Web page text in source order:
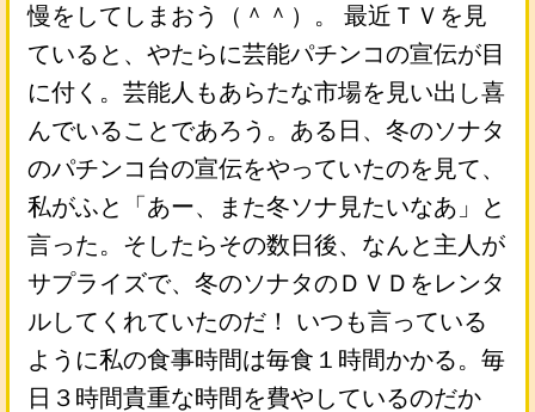
慢をしてしまおう（＾＾）。 最近ＴＶを見
ていると、やたらに芸能パチンコの宣伝が目
に付く。芸能人もあらたな市場を見い出し喜
んでいることであろう。ある日、冬のソナタ
のパチンコ台の宣伝をやっていたのを見て、
私がふと「あー、また冬ソナ見たいなあ」と
言った。そしたらその数日後、なんと主人が
サプライズで、冬のソナタのＤＶＤをレンタ
ルしてくれていたのだ！ いつも言っている
ように私の食事時間は毎食１時間かかる。毎
日３時間貴重な時間を費やしているのだか